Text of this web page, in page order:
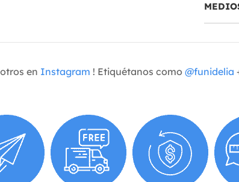
en Instagram ! Etiquétanos como @funidelia